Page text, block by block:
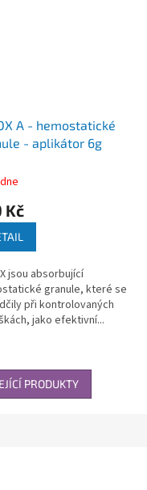
A - hemostatické
- aplikátor 6g
Kč
jsou absorbující
granule, které se
při kontrolovaných
jako efektivní...
PRODUKTY